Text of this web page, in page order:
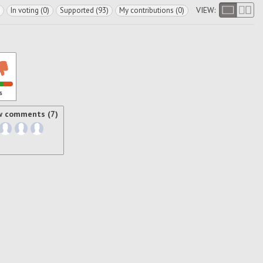
In voting (0) Supported (93) My contributions (0) VIEW:
comments (7)